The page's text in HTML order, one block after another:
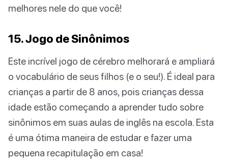
melhores nele do que você!
15. Jogo de Sinônimos
Este incrível jogo de cérebro melhorará e ampliará
o vocabulário de seus filhos (e o seu!). É ideal para
crianças a partir de 8 anos, pois crianças dessa
idade estão começando a aprender tudo sobre
sinônimos em suas aulas de inglês na escola. Esta
é uma ótima maneira de estudar e fazer uma
pequena recapitulação em casa!